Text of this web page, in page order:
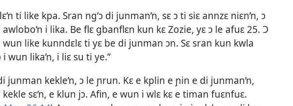
ti like kpa. Sran ng’ɔ di junman’n, sɛ ɔ ti siɛ annzɛ niɛn’n, ɔ
i lika. Be flɛ gbanflɛn kun kɛ Zozie, yɛ ɔ le afuɛ 25. Ɔ
wun like kunndɛlɛ ti yɛ be di junman ɔn. Sɛ sran kun kwla
wun lika’n, i liɛ su ti ye.”
junman kekle’n, ɔ le ɲrun. Kɛ e kplin e ɲin e di junman’n,
kekle sɛ’n, e klun jɔ. Afin, e wun i wlɛ kɛ e timan fuɛnfuɛ.